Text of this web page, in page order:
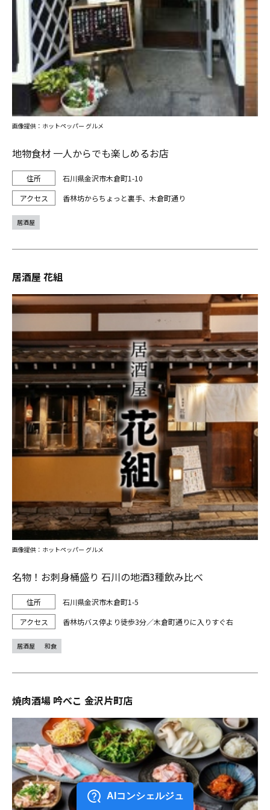
地物食材 一人からでも楽しめるお店
石川県金沢市木倉町1-10
香林坊からちょっと裏手、木倉町通り
画像提供：ホットペッパー グルメ
居酒屋
居酒屋 花組
名物！お刺身桶盛り 石川の地酒3種飲み比べ
石川県金沢市木倉町1-5
香林坊バス停より徒歩3分／木倉町通りに入りすぐ右
画像提供：ホットペッパー グルメ
居酒屋 和食
焼肉酒場 吟べこ 金沢片町店